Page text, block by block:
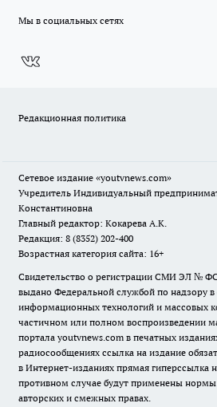
Мы в социальных сетях
Редакционная политика
Сетевое издание «youtvnews.com»
Учредитель Индивидуальный
Константиновна
Главный редактор: Кокарева А.К.
Редакция: 8 (8352) 202-400
Возрастная категория сайта: 16+
Свидетельство о регистрации СМИ ЭЛ № ФС
выдано Федеральной службой по надзору в
информационных технологий и массовых
частичном или полном воспроизведении
портала youtvnews.com в печатных
радиосообщениях ссылка на издание
в Интернет-изданиях прямая гиперссылка
противном случае будут применены нормы
авторских и смежных правах.